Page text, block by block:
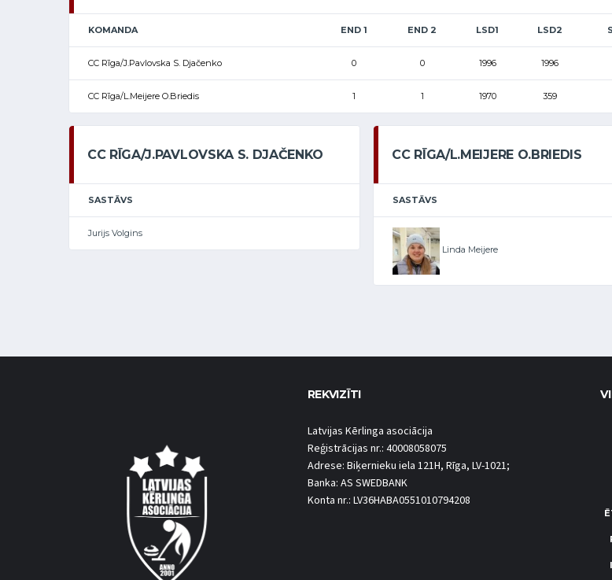
KOMANDA END 1 END 2 LSD1 LSD2
CC Rīga/J.Pavlovska S. Djačenko 0 0 1996 1996
CC Rīga/L.Meijere O.Briedis 1 1 1970 359
CC RĪGA/J.PAVLOVSKA S. DJAČENKO
SASTĀVS
Jurijs Volgins
CC RĪGA/L.MEIJERE O.BRIEDIS
SASTĀVS
Linda Meijere
REKVIZĪTI
Latvijas Kērlinga asociācija
Reģistrācijas nr.: 40008058075
Adrese: Biķernieku iela 121H, Rīga, LV-1021;
Banka: AS SWEDBANK
Konta nr.: LV36HABA0551010794208